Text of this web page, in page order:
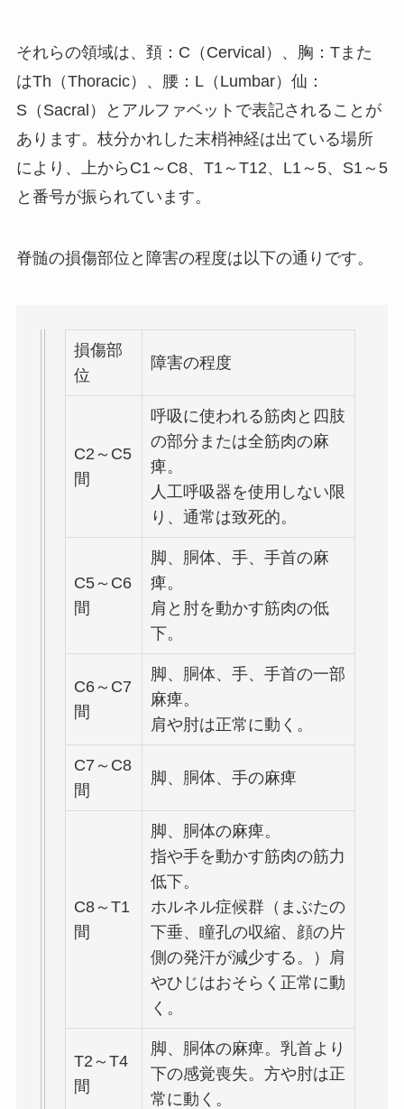
それらの領域は、頚：C（Cervical）、胸：Tまた
はTh（Thoracic）、腰：L（Lumbar）仙：
S（Sacral）とアルファベットで表記されることが
あります。枝分かれした末梢神経は出ている場所
により、上からC1～C8、T1～T12、L1～5、S1～5
と番号が振られています。
脊髄の損傷部位と障害の程度は以下の通りです。
損傷部
位
障害の程度
C2～C5
間
呼吸に使われる筋肉と四肢
の部分または全筋肉の麻
痺。
人工呼吸器を使用しない限
り、通常は致死的。
C5～C6
間
脚、胴体、手、手首の麻
痺。
肩と肘を動かす筋肉の低
下。
C6～C7
間
脚、胴体、手、手首の一部
麻痺。
肩や肘は正常に動く。
C7～C8
間
脚、胴体、手の麻痺
C8～T1
間
脚、胴体の麻痺。
指や手を動かす筋肉の筋力
低下。
ホルネル症候群（まぶたの
下垂、瞳孔の収縮、顔の片
側の発汗が減少する。）肩
やひじはおそらく正常に動
く。
T2～T4
間
脚、胴体の麻痺。乳首より
下の感覚喪失。方や肘は正
常に動く。